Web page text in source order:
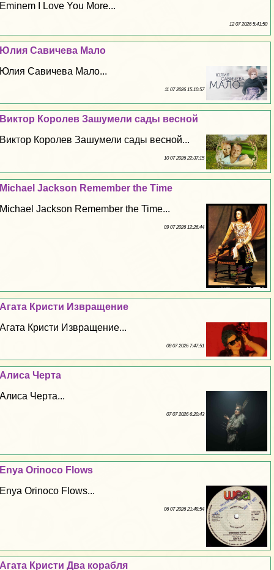
Eminem I Love You More...
12 07 2026 5:41:50
Юлия Савичева Мало
Юлия Савичева Мало...
11 07 2026 15:10:57
Виктор Королев Зашумели сады весной
Виктор Королев Зашумели сады весной...
10 07 2026 22:37:15
Michael Jackson Remember the Time
Michael Jackson Remember the Time...
09 07 2026 12:26:44
Агата Кристи Извpaщeние
Агата Кристи Извpaщeние...
08 07 2026 7:47:51
Алиса Черта
Алиса Черта...
07 07 2026 6:20:43
Enya Orinoco Flows
Enya Orinoco Flows...
06 07 2026 21:48:54
Агата Кристи Два корабля